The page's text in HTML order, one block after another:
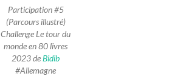
Participation #5
(Parcours illustré)
Challenge Le tour du
monde en 80 livres
2023 deBidib
#Allemagne